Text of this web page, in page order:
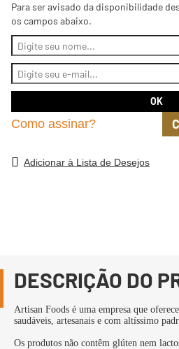
Para ser avisado da disponibilidade
os campos abaixo.
Como assinar?
Adicionar à Lista de Desejos
DESCRIÇÃO DO
Artisan Foods é uma empresa que
saudáveis, artesanais e com altíssimo
Os produtos não contêm glúten nem